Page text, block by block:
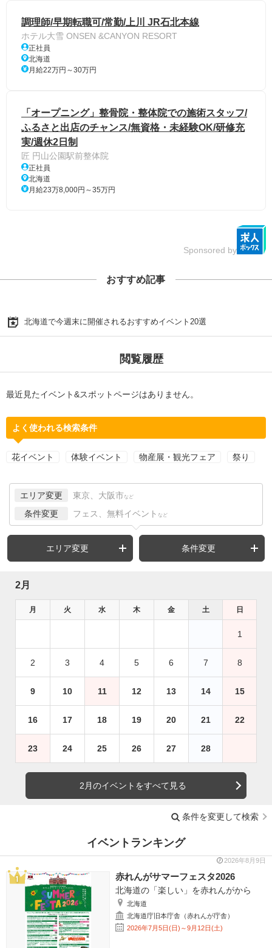
調理師/早期転職可/常勤/上川 JR石北本線
ホテル大雪 ONSEN &CANYON RESORT
正社員
北海道
月給22万円～30万円
「オープニング」整骨院・整体院での施術スタッフ/
ふるさと出店のチャンス/無資格・未経験OK/研修充
実/週休2日制
匠 円山公園駅前整体院
正社員
北海道
月給23万8,000円～35万円
Sponsored by
おすすめ記事
北海道で今週末に開催されるおすすめイベント20選
閲覧履歴
最近見たイベント&スポットページはありません。
よく使われる検索条件
花イベント 体験イベント 物産展・観光フェア 祭り
エリア変更 東京、大阪市 など
条件変更 フェス、無料イベント など
エリア変更 条件変更
2月
月 火 水 木 金 土 日
1
2 3 4 5 6 7 8
9 10 11 12 13 14 15
16 17 18 19 20 21 22
23 24 25 26 27 28
2月のイベントをすべて見る
条件を変更して検索
イベントランキング
2026年8月9日
赤れんがサマーフェスタ2026
北海道の「楽しい」を赤れんがから
北海道
北海道庁旧本庁舎（赤れんが庁舎）
2026年7月5日(日)～9月12日(土)